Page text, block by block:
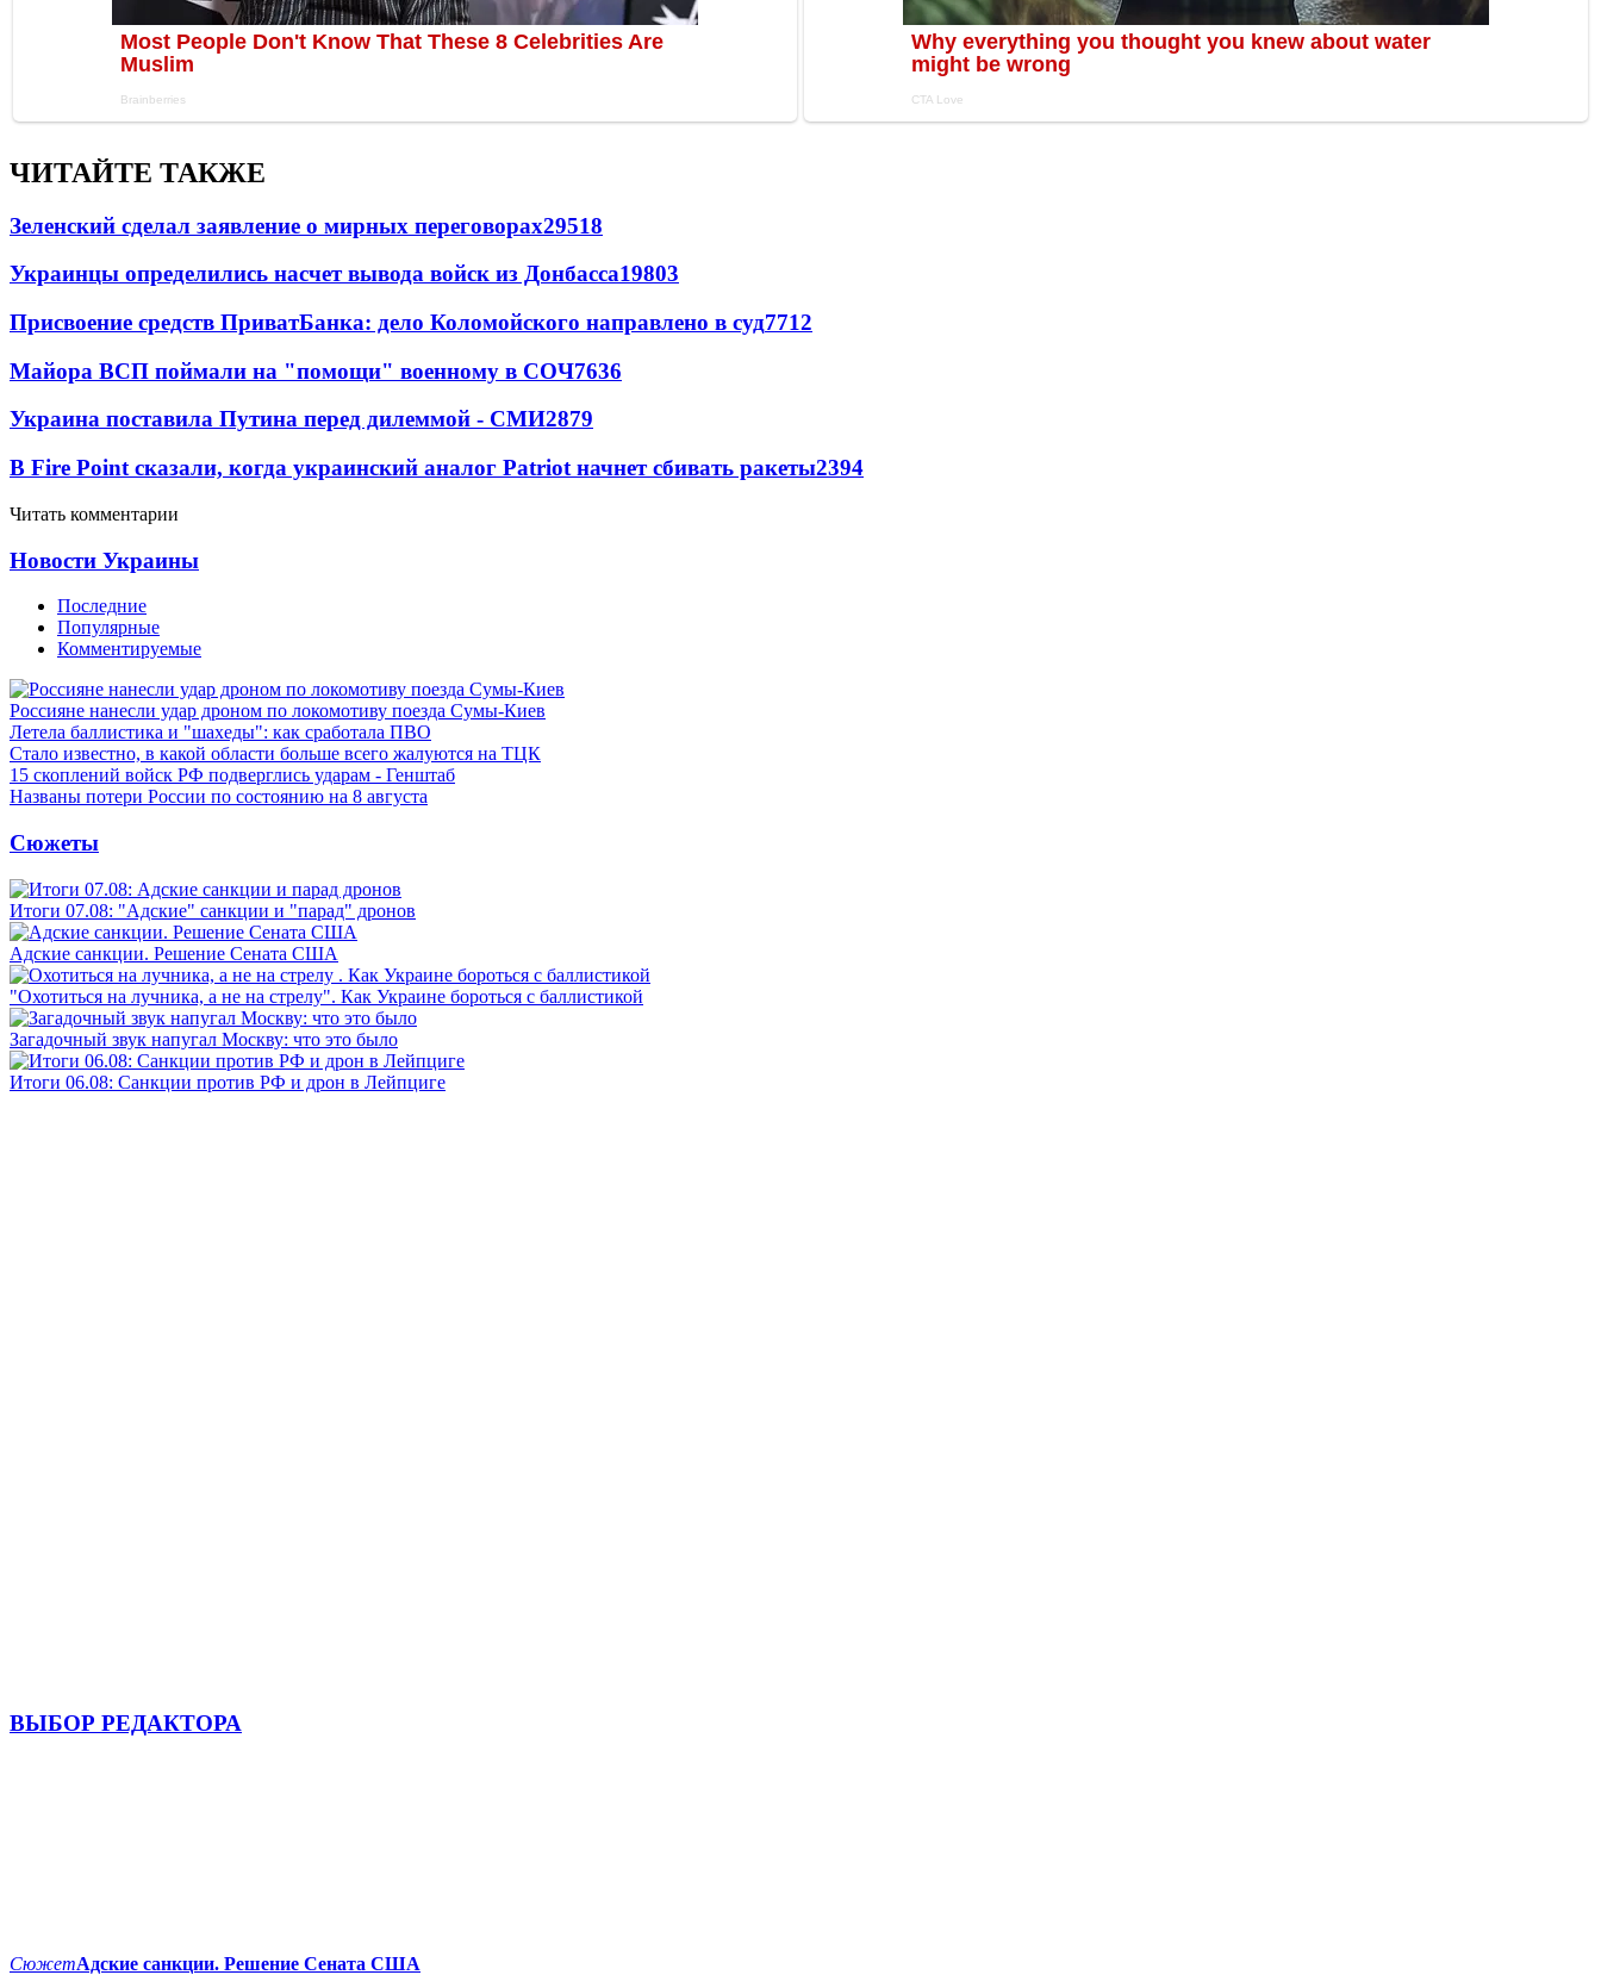
ЧИТАЙТЕ ТАКЖЕ
Зеленский сделал заявление о мирных переговорах29518
Украинцы определились насчет вывода войск из Донбасса19803
Присвоение средств ПриватБанка: дело Коломойского направлено в суд7712
Майора ВСП поймали на "помощи" военному в СОЧ7636
Украина поставила Путина перед дилеммой - СМИ2879
В Fire Point сказали, когда украинский аналог Patriot начнет сбивать ракеты2394
Читать комментарии
Новости Украины
Последние
Популярные
Комментируемые
Россияне нанесли удар дроном по локомотиву поезда Сумы-Киев
Летела баллистика и "шахеды": как сработала ПВО
Стало известно, в какой области больше всего жалуются на ТЦК
15 скоплений войск РФ подверглись ударам - Генштаб
Названы потери России по состоянию на 8 августа
Сюжеты
Итоги 07.08: "Адские" санкции и "парад" дронов
Адские санкции. Решение Сената США
"Охотиться на лучника, а не на стрелу". Как Украине бороться с баллистикой
Загадочный звук напугал Москву: что это было
Итоги 06.08: Санкции против РФ и дрон в Лейпциге
ВЫБОР РЕДАКТОРА
СюжетАдские санкции. Решение Сената США